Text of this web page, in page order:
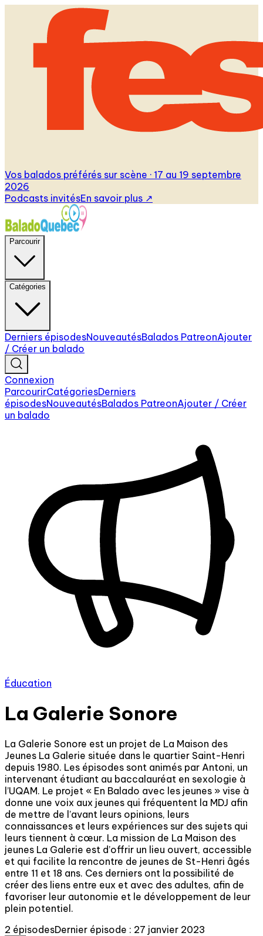
Vos balados préférés sur scène · 17 au 19 septembre
2026
Podcasts invitésEn savoir plus ↗
Parcourir
Catégories
Derniers épisodesNouveautésBalados PatreonAjouter
/ Créer un balado
Connexion
ParcourirCatégoriesDerniers
épisodesNouveautésBalados PatreonAjouter / Créer
un balado
Éducation
La Galerie Sonore
La Galerie Sonore est un projet de La Maison des
Jeunes La Galerie située dans le quartier Saint-Henri
depuis 1980. Les épisodes sont animés par Antoni, un
intervenant étudiant au baccalauréat en sexologie à
l’UQAM. Le projet « En Balado avec les jeunes » vise à
donne une voix aux jeunes qui fréquentent la MDJ afin
de mettre de l’avant leurs opinions, leurs
connaissances et leurs expériences sur des sujets qui
leurs tiennent à cœur. La mission de La Maison des
jeunes La Galerie est d’offrir un lieu ouvert, accessible
et qui facilite la rencontre de jeunes de St-Henri âgés
entre 11 et 18 ans. Ces derniers ont la possibilité de
créer des liens entre eux et avec des adultes, afin de
favoriser leur autonomie et le développement de leur
plein potentiel.
2 épisodesDernier épisode : 27 janvier 2023